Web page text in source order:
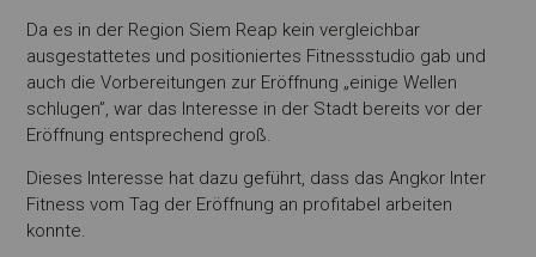
Da es in der Region Siem Reap kein vergleichbar
ausgestattetes und positioniertes Fitnessstudio gab und
auch die Vorbereitungen zur Eröffnung „einige Wellen
schlugen”, war das Interesse in der Stadt bereits vor der
Eröffnung entsprechend groß.
Dieses Interesse hat dazu geführt, dass das Angkor Inter
Fitness vom Tag der Eröffnung an profitabel arbeiten
konnte.